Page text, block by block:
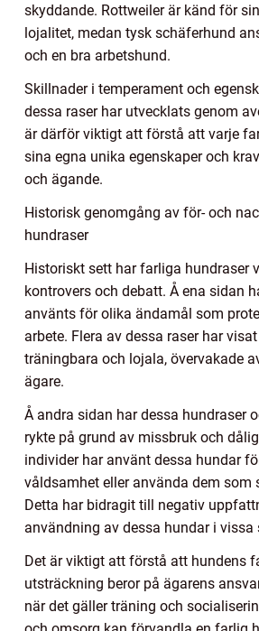
skyddande. Rottweiler är känd för
lojalitet, medan tysk schäferhund
och en bra arbetshund.
Skillnader i temperament och
dessa raser har utvecklats genom
är därför viktigt att förstå att varje
sina egna unika egenskaper och
och ägande.
Historisk genomgång av för- och
hundraser
Historiskt sett har farliga hundraser
kontrovers och debatt. Å ena sidan
använts för olika ändamål som
arbete. Flera av dessa raser har
träningbara och lojala, övervakade
ägare.
Å andra sidan har dessa hundraser
rykte på grund av missbruk och
individer har använt dessa hundar
våldsamhet eller använda dem som
Detta har bidragit till negativ
användning av dessa hundar i vissa
Det är viktigt att förstå att hundens
utsträckning beror på ägarens
när det gäller träning och